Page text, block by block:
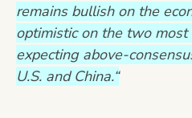
remains bullish on the
optimistic on the two
expecting above-
U.S. and China.“